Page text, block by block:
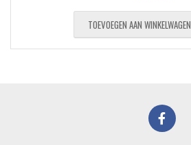
TOEVOEGEN AAN WINKELWAGEN